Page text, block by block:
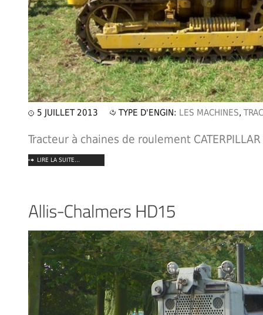
5 JUILLET 2013 TYPE D'ENGIN: LES MACHINES,
Tracteur à chaines de roulement
LIRE LA SUITE...